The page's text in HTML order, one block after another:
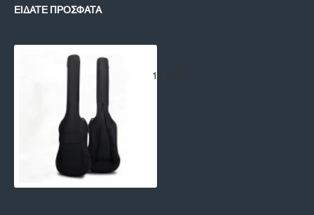
ΕΊΔΑΤΕ ΠΡΌΣΦΑΤΑ
18,00€